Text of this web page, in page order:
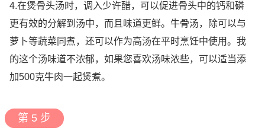
4.在煲骨头汤时，调入少许醋，可以促进骨头中的钙和磷
更有效的分解到汤中，而且味道更鲜。牛骨汤，除可以与
萝卜等蔬菜同煮，还可以作为高汤在平时烹饪中使用。我
的这个汤味道不浓郁，如果您喜欢汤味浓些，可以适当添
加500克牛肉一起煲煮。
第 5 步